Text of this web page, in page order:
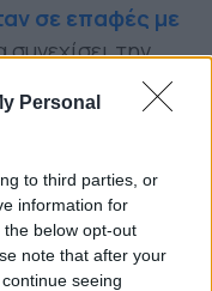
Personal
to third parties, or
information for
below opt-out
note that after your
seeing
σε επαφές με
την
στην τρίτη
χρώματα της
Division.